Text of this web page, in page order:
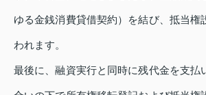
ゆる金銭消費貸借契約）を結び、抵当権
われます。
最後に、融資実行と同時に残代金を支払